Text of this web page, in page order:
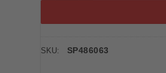
SKU: SP486063